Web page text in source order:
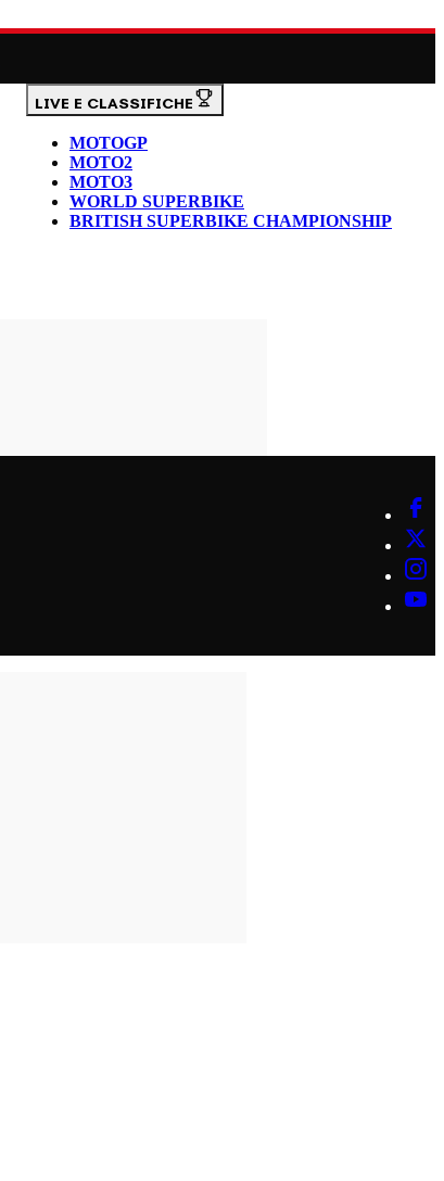
LIVE E CLASSIFICHE
MOTOGP
MOTO2
MOTO3
WORLD SUPERBIKE
BRITISH SUPERBIKE CHAMPIONSHIP